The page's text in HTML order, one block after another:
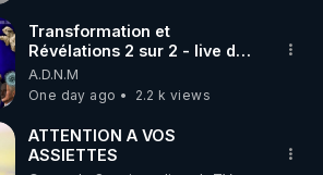
Transformation et
Révélations 2 sur 2 - live du
07/08/26
A.D.N.M
One day ago
2.2 k views
ATTENTION A VOS
ASSIETTES